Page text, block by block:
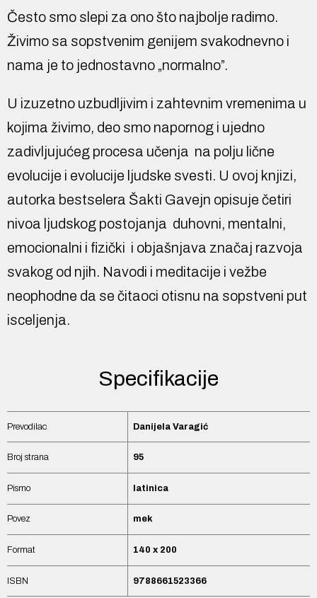
Često smo slepi za ono što najbolje radimo.
Živimo sa sopstvenim genijem svakodnevno i
nama je to jednostavno „normalno”.
U izuzetno uzbudljivim i zahtevnim vremenima u
kojima živimo, deo smo napornog i ujedno
zadivljujućeg procesa učenja ­ na polju lične
evolucije i evolucije ljudske svesti. U ovoj knjizi,
autorka bestselera Šakti Gavejn opisuje četiri
nivoa ljudskog postojanja ­ duhovni, mentalni,
emocionalni i fizički ­ i objašnjava značaj razvoja
svakog od njih. Navodi i meditacije i vežbe
neophodne da se čitaoci otisnu na sopstveni put
isceljenja.
Specifikacije
Prevodilac Danijela Varagić
Broj strana 95
Pismo latinica
Povez mek
Format 140 x 200
ISBN 9788661523366